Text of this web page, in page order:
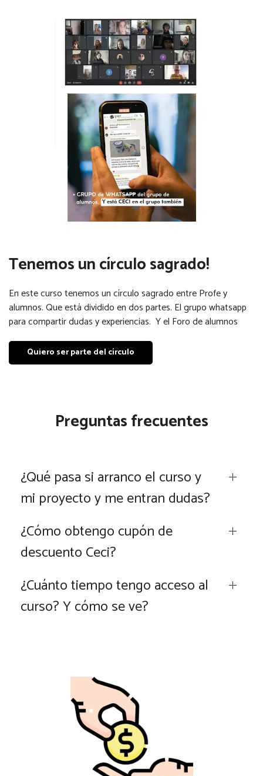
Tenemos un círculo sagrado!
En este curso tenemos un círculo sagrado entre Profe y
alumnos. Que está dividido en dos partes. El grupo whatsapp
para compartir dudas y experiencias. Y el Foro de alumnos
Quiero ser parte del círculo
Preguntas frecuentes
¿Qué pasa si arranco el curso y
mi proyecto y me entran dudas?
¿Cómo obtengo cupón de
descuento Ceci?
¿Cuánto tiempo tengo acceso al
curso? Y cómo se ve?